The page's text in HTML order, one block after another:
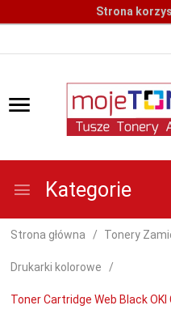
Strona
Kategorie
Strona główna Tonery
Drukarki kolorowe
Toner Cartridge Web Black